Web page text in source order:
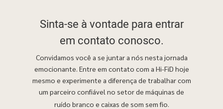
Sinta-se à vontade para entrar
em contato conosco.
Convidamos você a se juntar a nós nesta jornada
emocionante. Entre em contato com a Hi-FiD hoje
mesmo e experimente a diferença de trabalhar com
um parceiro confiável no setor de máquinas de
ruído branco e caixas de som sem fio.